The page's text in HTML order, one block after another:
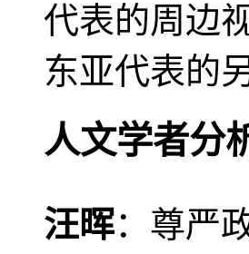
代表的周边
东亚代表的
人文学者分
汪晖：尊严